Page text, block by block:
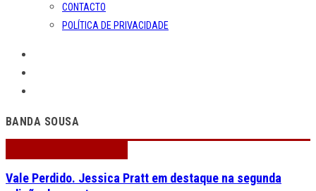
CONTACTO
POLÍTICA DE PRIVACIDADE
BANDA SOUSA
Vale Perdido. Jessica Pratt em destaque na segunda